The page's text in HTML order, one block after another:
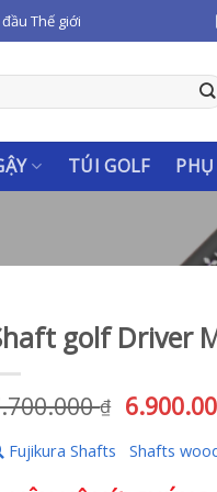
Thế giới
TÚI GOLF
golf Driver
₫ Giá
là:
Fujikura Shafts Shafts